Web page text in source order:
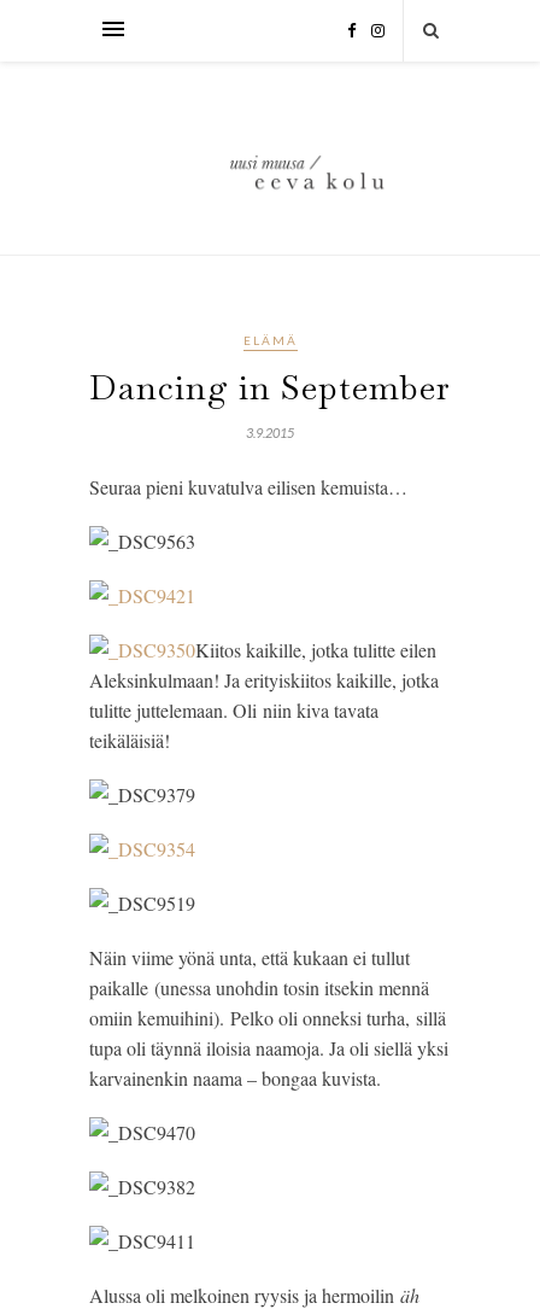
ELÄMÄ
Dancing in September
3.9.2015
Seuraa pieni kuvatulva eilisen kemuista…
Kiitos kaikille, jotka tulitte eilen
Aleksinkulmaan! Ja erityiskiitos kaikille, jotka
tulitte juttelemaan. Oli niin kiva tavata
teikäläisiä!
Näin viime yönä unta, että kukaan ei tullut
paikalle (unessa unohdin tosin itsekin mennä
omiin kemuihini). Pelko oli onneksi turha, sillä
tupa oli täynnä iloisia naamoja. Ja oli siellä yksi
karvainenkin naama – bongaa kuvista.
Alussa oli melkoinen ryysis ja hermoilin äh